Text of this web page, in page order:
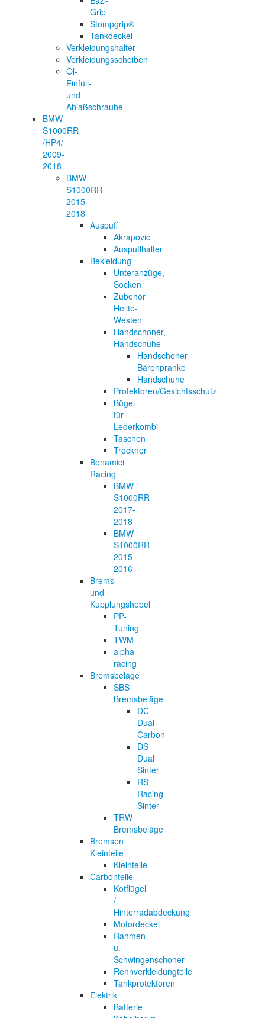
Grip
Stompgrip®
Tankdeckel
Verkleidungshalter
Verkleidungsscheiben
Öl-
Einfüll-
und
Ablaßschraube
BMW
S1000RR
/HP4/
2009-
2018
BMW
S1000RR
2015-
2018
Auspuff
Akrapovic
Auspuffhalter
Bekleidung
Unteranzüge,
Socken
Zubehör
Helite-
Westen
Handschoner,
Handschuhe
Handschoner
Bärenpranke
Handschuhe
Protektoren/Gesichtsschutz
Bügel
für
Lederkombi
Taschen
Trockner
Bonamici
Racing
BMW
S1000RR
2017-
2018
BMW
S1000RR
2015-
2016
Brems-
und
Kupplungshebel
PP-
Tuning
TWM
alpha
racing
Bremsbeläge
SBS
Bremsbeläge
DC
Dual
Carbon
DS
Dual
Sinter
RS
Racing
Sinter
TRW
Bremsbeläge
Bremsen
Kleinteile
Kleinteile
Carbonteile
Kotflügel
/
Hinterradabdeckung
Motordeckel
Rahmen-
u.
Schwingenschoner
Rennverkleidungteile
Tankprotektoren
Elektrik
Batterie